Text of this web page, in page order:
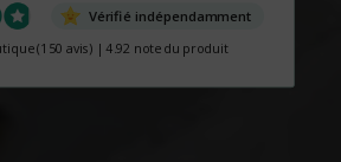
Vérifié indépendamment
(150 avis) |4.92 note du produit